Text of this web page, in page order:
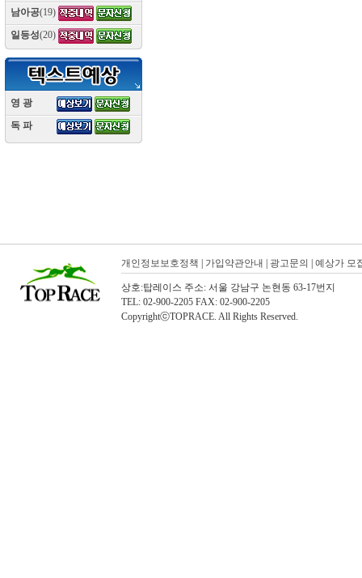
남아공(19)
일등성(20)
영 광
독 파
개인정보보호정책 가입약관안내 광고문의 예상가 모
상호:탑레이스 주소: 서울 강남구 논현동 63-17번지
TEL: 02-900-2205 FAX: 02-900-2205
CopyrightⓒTOPRACE. All Rights Reserved.